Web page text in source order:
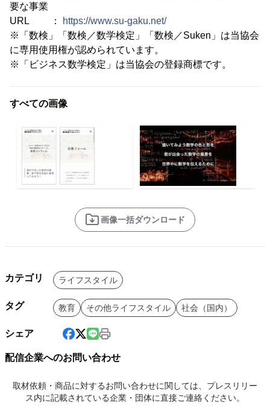
要な事業
URL ：
https://www.su-gaku.net/
※「数検」「数検／数学検定」「数検／Suken」は当協会
に専用使用権が認められています。
※「ビジネス数学検定」は当協会の登録商標です。
すべての画像
画像一括ダウンロード
カテゴリ ライフスタイル
タグ 教育 その他ライフスタイル 社会（国内）
シェア
配信企業へのお問い合わせ
取材依頼・商品に対するお問い合わせに関しては、プレスリリー
ス内に記載されている企業・団体に直接ご連絡ください。